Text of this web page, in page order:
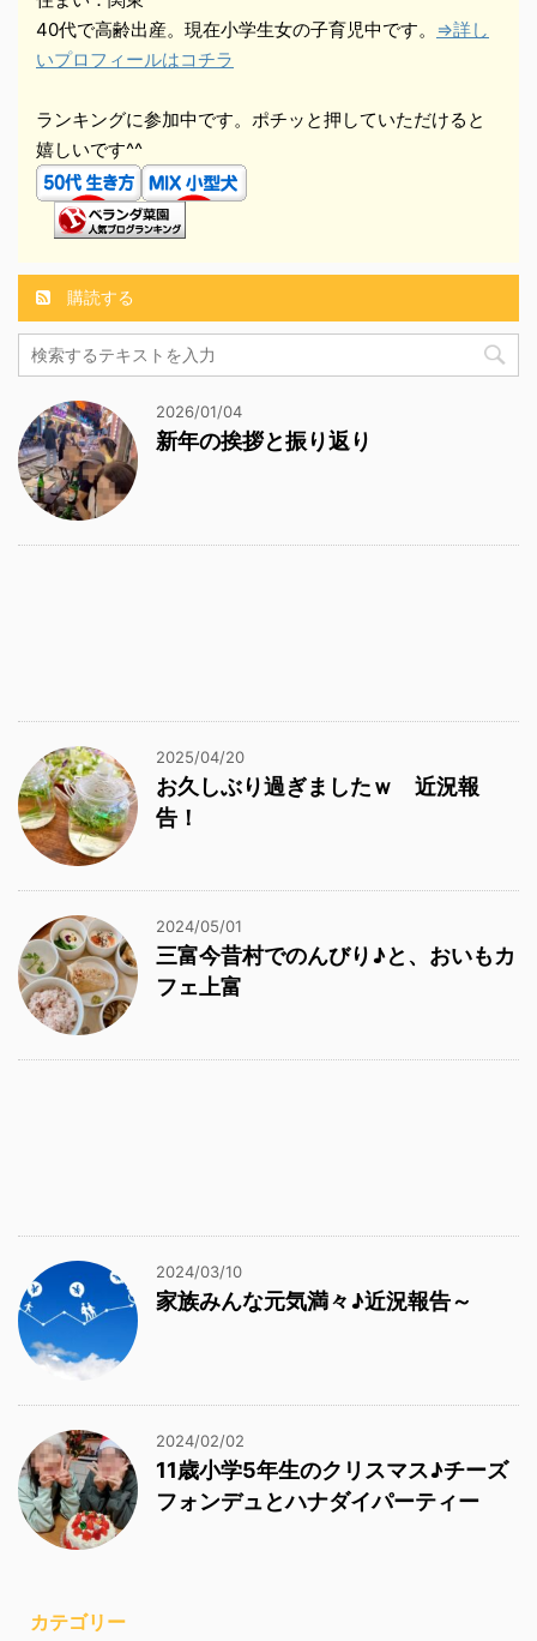
40代で高齢出産。現在小学生女の子育児中です。 ⇒詳し
いプロフィールはコチラ
ランキングに参加中です。ポチッと押していただけると
嬉しいです^^
購読する
2026/01/04
新年の挨拶と振り返り
2025/04/20
お久しぶり過ぎましたｗ 近況報
告！
2024/05/01
三富今昔村でのんびり♪と、おいもカ
フェ上富
2024/03/10
家族みんな元気満々♪近況報告～
2024/02/02
11歳小学5年生のクリスマス♪チーズ
フォンデュとハナダイパーティー
カテゴリー